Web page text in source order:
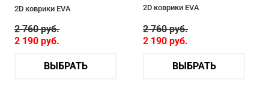
2D коврики EVA
2 760руб.
2 190 руб.
ВЫБРАТЬ
2D коврики EVA
2 760руб.
2 190 руб.
ВЫБРАТЬ